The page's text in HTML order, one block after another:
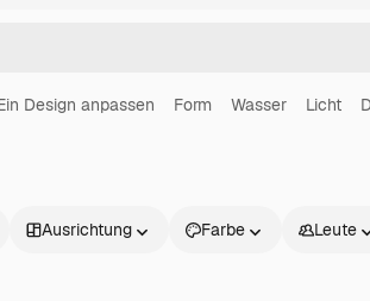
Design anpassen Form Wasser Licht
Ausrichtung Farbe Leute